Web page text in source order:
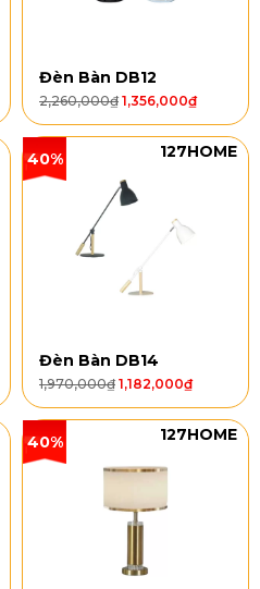
Đèn Bàn DB12
2,260,000₫ 1,356,000₫
40% 127HOME
Đèn Bàn DB14
1,970,000₫ 1,182,000₫
40% 127HOME